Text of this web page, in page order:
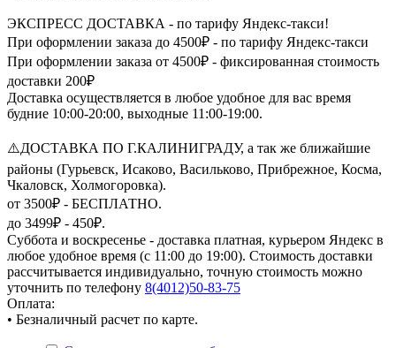
ЭКСПРЕСС ДОСТАВКА - по тарифу Яндекс-такси!
При оформлении заказа до 4500₽ - по тарифу Яндекс-такси
При оформлении заказа от 4500₽ - фиксированная стоимость
доставки 200₽
Доставка осуществляется в любое удобное для вас время
будние 10:00-20:00, выходные 11:00-19:00.
⚠️ДОСТАВКА ПО Г.КАЛИНИГРАДУ, а так же ближайшие
районы (Гурьевск, Исаково, Васильково, Прибрежное, Косма,
Чкаловск, Холмогоровка).
от 3500₽ - БЕСПЛАТНО.
до 3499₽ - 450₽.
Суббота и воскресенье - доставка платная, курьером Яндекс в
любое удобное время (с 11:00 до 19:00). Стоимость доставки
рассчитывается индивидуально, точную стоимость можно
уточнить по телефону 8(4012)50-83-75
Оплата:
• Безналичный расчет по карте.